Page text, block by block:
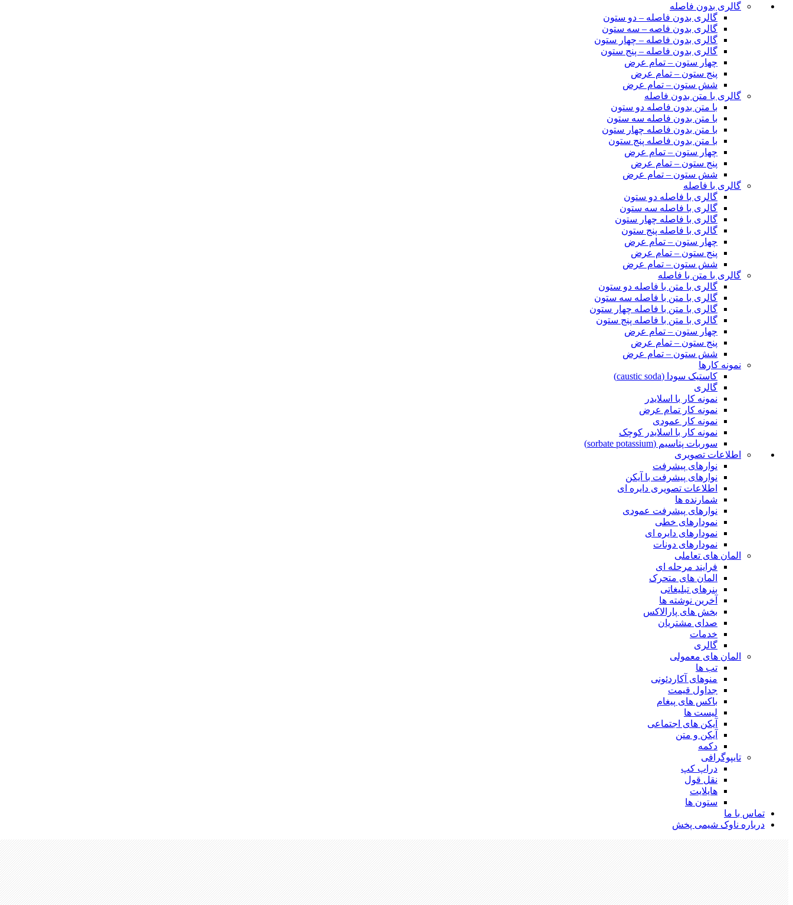
گالری بدون فاصله
گالری بدون فاصله – دو ستون
گالری بدون فاصه – سه ستون
گالری بدون فاصله – چهار ستون
گالری بدون فاصله – پنج ستون
چهار ستون – تمام عرض
پنج ستون – تمام عرض
شش ستون – تمام عرض
گالری با متن بدون فاصله
با متن بدون فاصله دو ستون
با متن بدون فاصله سه ستون
با متن بدون فاصله چهار ستون
با متن بدون فاصله پنج ستون
چهار ستون – تمام عرض
پنج ستون – تمام عرض
شش ستون – تمام عرض
گالری با فاصله
گالری با فاصله دو ستون
گالری با فاصله سه ستون
گالری با فاصله چهار ستون
گالری با فاصله پنج ستون
چهار ستون – تمام عرض
پنج ستون – تمام عرض
شش ستون – تمام عرض
گالری با متن با فاصله
گالری با متن با فاصله دو ستون
گالری با متن با فاصله سه ستون
گالری با متن با فاصله چهار ستون
گالری با متن با فاصله پنج ستون
چهار ستون – تمام عرض
پنج ستون – تمام عرض
شش ستون – تمام عرض
نمونه کارها
کاستیک سودا (caustic soda)
گالری
نمونه کار با اسلایدر
نمونه کار تمام عرض
نمونه کار عمودی
نمونه کار با اسلایدر کوچک
سوربات پتاسیم (sorbate potassium)
اطلاعات تصویری
نوارهای پیشرفت
نوارهای پیشرفت با آیکن
اطلاعات تصویری دایره ای
شمارنده ها
نوارهای پیشرفت عمودی
نمودارهای خطی
نمودارهای دایره ای
نمودارهای دونات
المان های تعاملی
فرایند مرحله ای
المان های متحرک
بنرهای تبلیغاتی
آخرین نوشته ها
بخش های پارالاکس
صدای مشتریان
خدمات
گالری
المان های معمولی
تب ها
منوهای آکاردئونی
جداول قیمت
باکس های پیغام
لیست ها
آیکن های اجتماعی
آیکن و متن
دکمه
تایپوگرافی
دراپ کپ
نقل قول
هایلایت
ستون ها
تماس با ما
درباره ناوک شیمی پخش